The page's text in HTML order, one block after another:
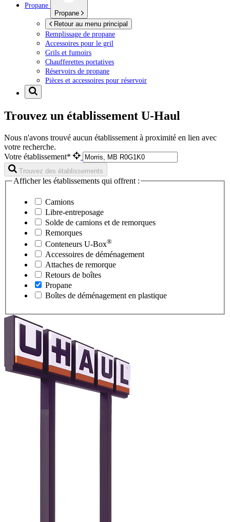
Propane
Propane
Retour au menu principal
Remplissage de propane
Accessoires pour le gril
Grils et fumoirs
Chaufferettes portatives
Réservoirs de propane
Pièces et accessoires pour réservoir
Trouvez un établissement U-Haul
Nous n'avons trouvé aucun établissement à proximité en lien avec
votre recherche.
Votre établissement*
Trouvez des établissements
Afficher les établissements qui offrent :
Camions
Libre-entreposage
Solde de camions et de remorques
Remorques
Conteneurs U-Box®
Accessoires de déménagement
Attaches de remorque
Retours de boîtes
Propane
Boîtes de déménagement en plastique